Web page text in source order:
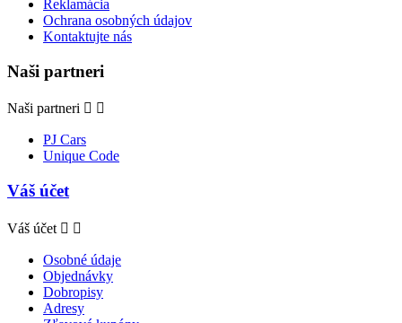
Reklamácia
Ochrana osobných údajov
Kontaktujte nás
Naši partneri
Naši partneri  
PJ Cars
Unique Code
Váš účet
Váš účet  
Osobné údaje
Objednávky
Dobropisy
Adresy